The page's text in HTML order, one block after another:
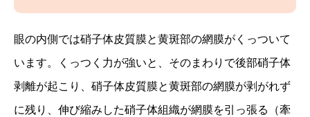
眼の内側では硝子体皮質膜と黄斑部の網膜がくっついて
います。くっつく力が強いと、そのまわりで後部硝子体
剥離が起こり、硝子体皮質膜と黄斑部の網膜が剥がれず
に残り、伸び縮みした硝子体組織が網膜を引っ張る（牽